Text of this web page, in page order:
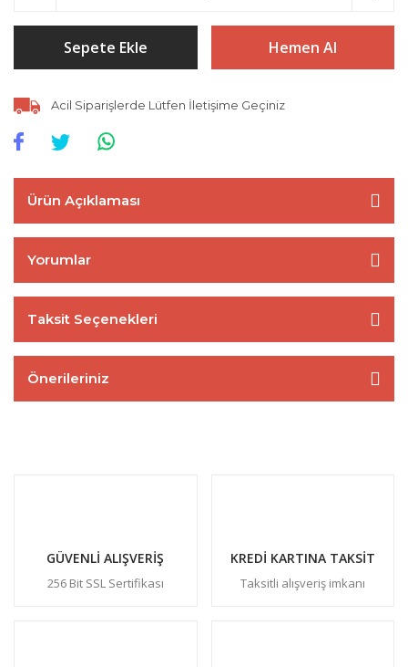
Sepete Ekle Hemen Al
Acil Siparişlerde Lütfen İletişime Geçiniz
Ürün Açıklaması
Yorumlar
Taksit Seçenekleri
Önerileriniz
GÜVENLİ ALIŞVERİŞ
256 Bit SSL Sertifikası
KREDİ KARTINA TAKSİT
Taksitli alışveriş imkanı